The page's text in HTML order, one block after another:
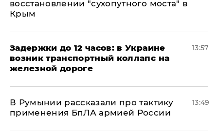
восстановлении "сухопутного моста" в
Крым
Задержки до 12 часов: в Украине
возник транспортный коллапс на
железной дороге
13:57
В Румынии рассказали про тактику
применения БпЛА армией России
13:49